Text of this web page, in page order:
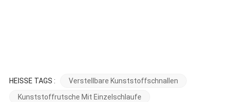
HEISSE TAGS :
Verstellbare Kunststoffschnallen
Kunststoffrutsche Mit Einzelschlaufe